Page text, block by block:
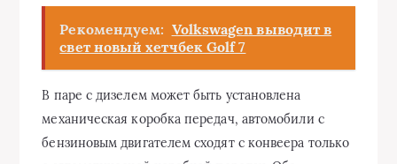
Рекомендуем: Volkswagen выводит в
свет новый хетчбек Golf 7
В паре с дизелем может быть установлена
механическая коробка передач, автомобили с
бензиновым двигателем сходят с конвеера только